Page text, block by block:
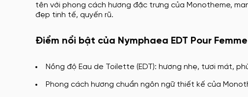
tên với phong cách hương đặc trưng của Monotheme,
đẹp tinh tế, quyến rũ.
Điểm nổi bật của Nymphaea EDT Pour Femme
Nồng độ Eau de Toilette (EDT): hương nhẹ, tươi mát,
Phong cách hương chuẩn ngôn ngữ thiết kế của